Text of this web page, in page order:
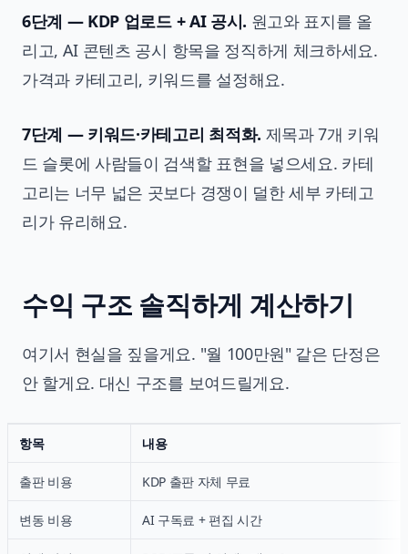
6단계 — KDP 업로드 + AI 공시. 원고와 표지를 올
리고, AI 콘텐츠 공시 항목을 정직하게 체크하세요.
가격과 카테고리, 키워드를 설정해요.
7단계 — 키워드·카테고리 최적화. 제목과 7개 키워
드 슬롯에 사람들이 검색할 표현을 넣으세요. 카테
고리는 너무 넓은 곳보다 경쟁이 덜한 세부 카테고
리가 유리해요.
수익 구조 솔직하게 계산하기
여기서 현실을 짚을게요. "월 100만원" 같은 단정은
안 할게요. 대신 구조를 보여드릴게요.
항목 내용
출판 비용 KDP 출판 자체 무료
변동 비용 AI 구독료 + 편집 시간